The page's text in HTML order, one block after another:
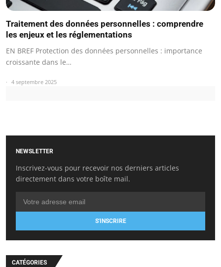
Traitement des données personnelles : comprendre
les enjeux et les réglementations
EN BREF Protection des données personnelles : importance
croissante dans le…
4 septembre 2025
NEWSLETTER
Inscrivez-vous pour recevoir nos derniers articles
directement dans votre boîte mail.
S'INSCRIRE
CATÉGORIES